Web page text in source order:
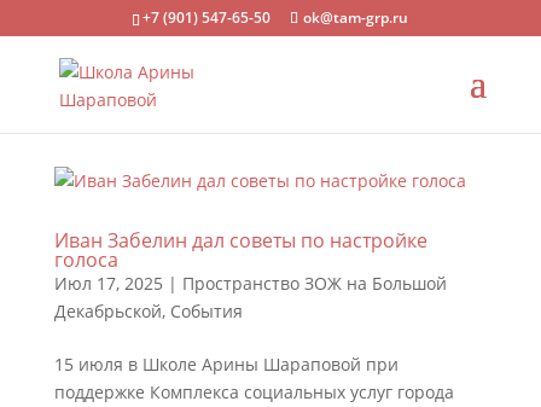
+7 (901) 547-65-50 ok@tam-grp.ru
Иван Забелин дал советы по настройке
голоса
Июл 17, 2025 | Пространство ЗОЖ на Большой
Декабрьской, События
15 июля в Школе Арины Шараповой при
поддержке Комплекса социальных услуг города